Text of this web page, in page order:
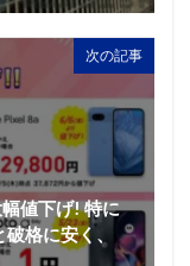
次の記事
値下げ! 特に
格に安く、